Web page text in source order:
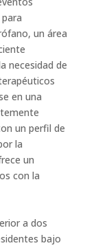
un área
necesidad de
en una
un perfil de
la
un
con la
a dos
bajo